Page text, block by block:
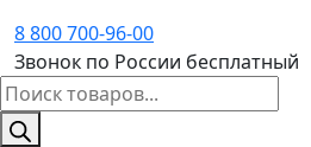
8 800 700-96-00
Звонок по России бесплатный
Поиск
товаров